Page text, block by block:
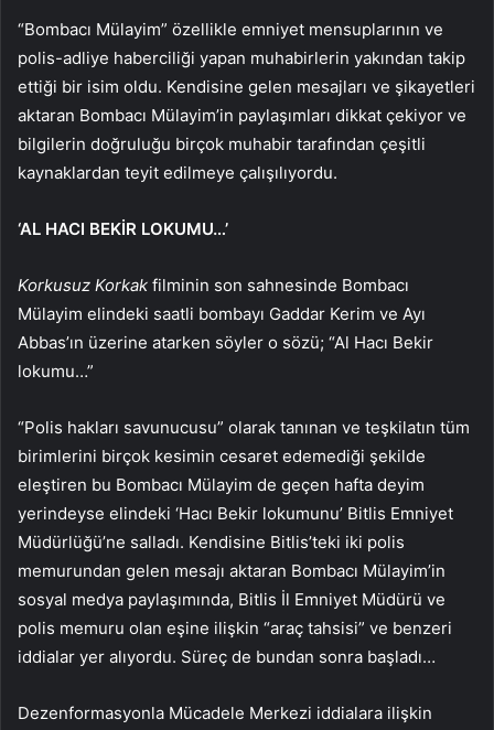
“Bombacı Mülayim” özellikle emniyet mensuplarının ve
polis-adliye haberciliği yapan muhabirlerin yakından takip
ettiği bir isim oldu. Kendisine gelen mesajları ve şikayetleri
aktaran Bombacı Mülayim’in paylaşımları dikkat çekiyor ve
bilgilerin doğruluğu birçok muhabir tarafından çeşitli
kaynaklardan teyit edilmeye çalışılıyordu.
‘AL HACI BEKİR LOKUMU…’
Korkusuz Korkak filminin son sahnesinde Bombacı
Mülayim elindeki saatli bombayı Gaddar Kerim ve Ayı
Abbas’ın üzerine atarken söyler o sözü; “Al Hacı Bekir
lokumu…”
“Polis hakları savunucusu” olarak tanınan ve teşkilatın tüm
birimlerini birçok kesimin cesaret edemediği şekilde
eleştiren bu Bombacı Mülayim de geçen hafta deyim
yerindeyse elindeki ‘Hacı Bekir lokumunu’ Bitlis Emniyet
Müdürlüğü’ne salladı. Kendisine Bitlis’teki iki polis
memurundan gelen mesajı aktaran Bombacı Mülayim’in
sosyal medya paylaşımında, Bitlis İl Emniyet Müdürü ve
polis memuru olan eşine ilişkin “araç tahsisi” ve benzeri
iddialar yer alıyordu. Süreç de bundan sonra başladı…
Dezenformasyonla Mücadele Merkezi iddialara ilişkin